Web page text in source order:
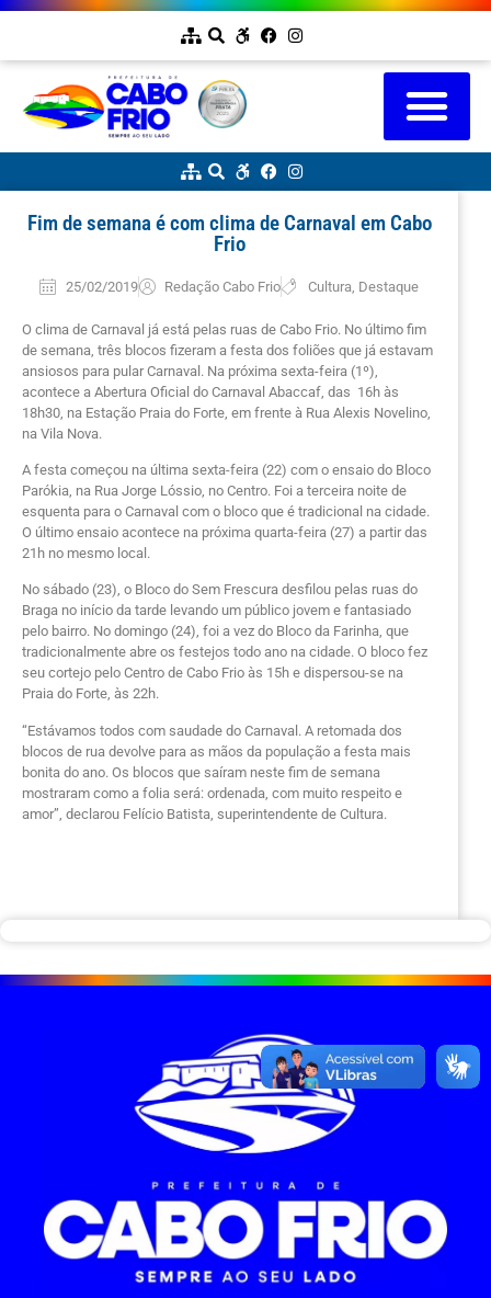
Fim de semana é com clima de Carnaval em Cabo
Frio
25/02/2019 Redação Cabo Frio Cultura Destaque
O clima de Carnaval já está pelas ruas de Cabo Frio. No último fim
de semana, três blocos fizeram a festa dos foliões que já estavam
ansiosos para pular Carnaval. Na próxima sexta-feira (1º),
acontece a Abertura Oficial do Carnaval Abaccaf, das 16h às
18h30, na Estação Praia do Forte, em frente à Rua Alexis Novelino,
na Vila Nova.
A festa começou na última sexta-feira (22) com o ensaio do Bloco
Parókia, na Rua Jorge Lóssio, no Centro. Foi a terceira noite de
esquenta para o Carnaval com o bloco que é tradicional na cidade.
O último ensaio acontece na próxima quarta-feira (27) a partir das
21h no mesmo local.
No sábado (23), o Bloco do Sem Frescura desfilou pelas ruas do
Braga no início da tarde levando um público jovem e fantasiado
pelo bairro. No domingo (24), foi a vez do Bloco da Farinha, que
tradicionalmente abre os festejos todo ano na cidade. O bloco fez
seu cortejo pelo Centro de Cabo Frio às 15h e dispersou-se na
Praia do Forte, às 22h.
“Estávamos todos com saudade do Carnaval. A retomada dos
blocos de rua devolve para as mãos da população a festa mais
bonita do ano. Os blocos que saíram neste fim de semana
mostraram como a folia será: ordenada, com muito respeito e
amor”, declarou Felício Batista, superintendente de Cultura.